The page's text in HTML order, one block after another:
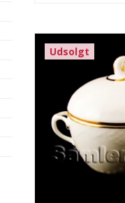
Udsolgt